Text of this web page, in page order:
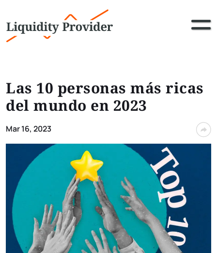
Las 10 personas más ricas
del mundo en 2023
Mar 16, 2023